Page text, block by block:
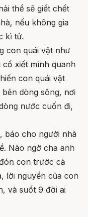
thề sẽ giết chết
nếu không gia
kì tử.
con quái vật như
cố xiết mình quanh
con quái vật
dòng sông, nơi
nước cuốn đi,
báo cho người nhà
Nào ngờ cha anh
con trước cả
lời nguyền của con
và suốt 9 đời ai